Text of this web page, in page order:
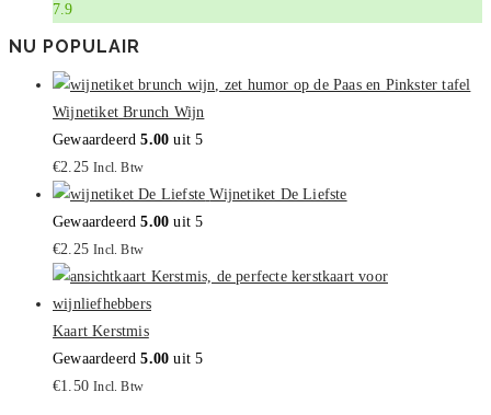
7.9
NU POPULAIR
Wijnetiket Brunch Wijn
Gewaardeerd5.00 uit 5
€2.25 Incl. Btw
Wijnetiket De Liefste
Gewaardeerd5.00 uit 5
€2.25 Incl. Btw
Kaart Kerstmis
Gewaardeerd5.00 uit 5
€1.50 Incl. Btw